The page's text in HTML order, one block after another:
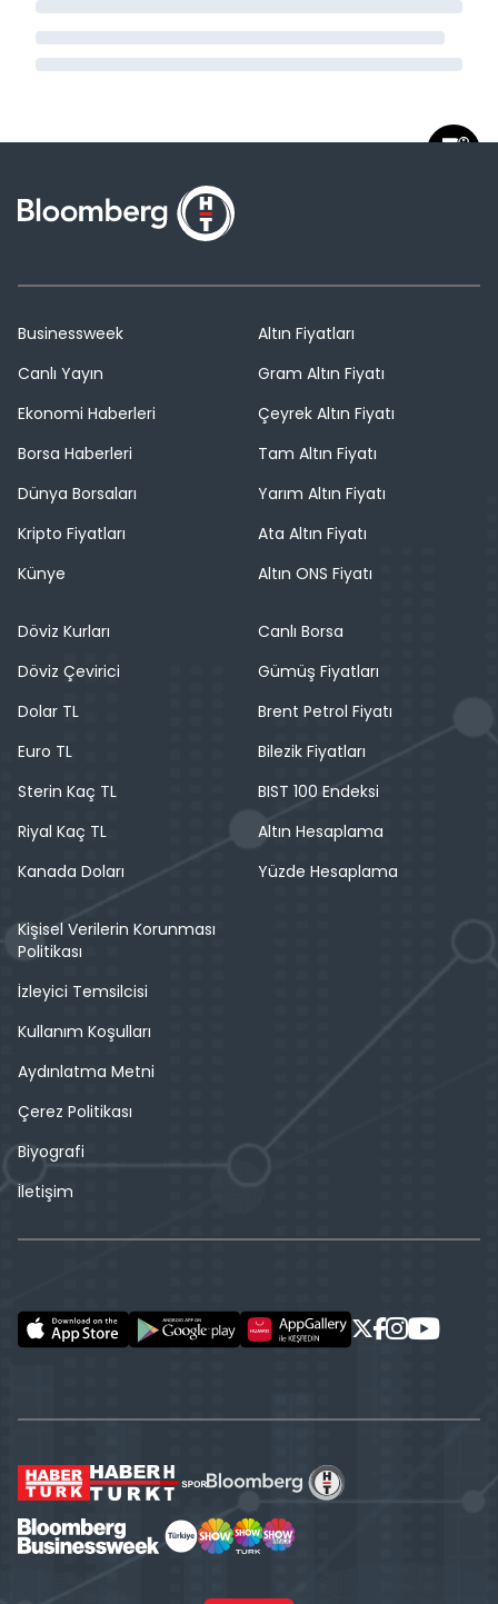
Businessweek
Canlı Yayın
Ekonomi Haberleri
Borsa Haberleri
Dünya Borsaları
Kripto Fiyatları
Künye
Altın Fiyatları
Gram Altın Fiyatı
Çeyrek Altın Fiyatı
Tam Altın Fiyatı
Yarım Altın Fiyatı
Ata Altın Fiyatı
Altın ONS Fiyatı
Döviz Kurları
Döviz Çevirici
Dolar TL
Euro TL
Sterin Kaç TL
Riyal Kaç TL
Kanada Doları
Canlı Borsa
Gümüş Fiyatları
Brent Petrol Fiyatı
Bilezik Fiyatları
BIST 100 Endeksi
Altın Hesaplama
Yüzde Hesaplama
Kişisel Verilerin Korunması
Politikası
İzleyici Temsilcisi
Kullanım Koşulları
Aydınlatma Metni
Çerez Politikası
Biyografi
İletişim